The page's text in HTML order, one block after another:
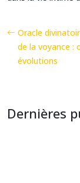
Oracle
de la voyance :
évolutions
Dernières